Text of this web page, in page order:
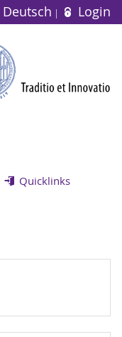
Deutsch Login
Quicklinks